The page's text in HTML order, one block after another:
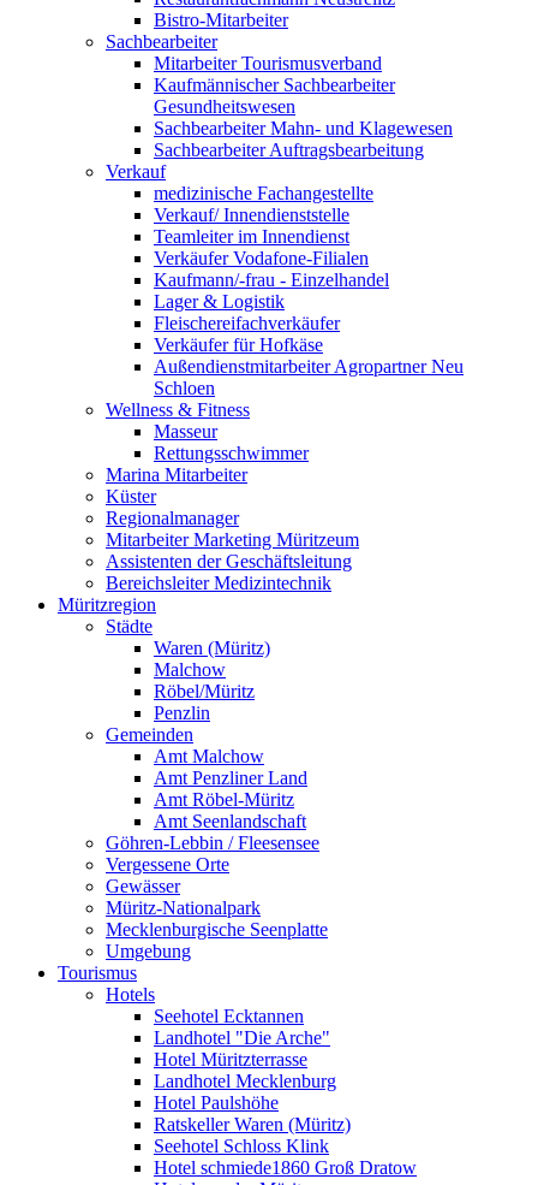
Bistro-Mitarbeiter
Sachbearbeiter
Mitarbeiter Tourismusverband
Kaufmännischer Sachbearbeiter
Gesundheitswesen
Sachbearbeiter Mahn- und Klagewesen
Sachbearbeiter Auftragsbearbeitung
Verkauf
medizinische Fachangestellte
Verkauf/ Innendienststelle
Teamleiter im Innendienst
Verkäufer Vodafone-Filialen
Kaufmann/-frau - Einzelhandel
Lager & Logistik
Fleischereifachverkäufer
Verkäufer für Hofkäse
Außendienstmitarbeiter Agropartner Neu
Schloen
Wellness & Fitness
Masseur
Rettungsschwimmer
Marina Mitarbeiter
Küster
Regionalmanager
Mitarbeiter Marketing Müritzeum
Assistenten der Geschäftsleitung
Bereichsleiter Medizintechnik
Müritzregion
Städte
Waren (Müritz)
Malchow
Röbel/Müritz
Penzlin
Gemeinden
Amt Malchow
Amt Penzliner Land
Amt Röbel-Müritz
Amt Seenlandschaft
Göhren-Lebbin / Fleesensee
Vergessene Orte
Gewässer
Müritz-Nationalpark
Mecklenburgische Seenplatte
Umgebung
Tourismus
Hotels
Seehotel Ecktannen
Landhotel "Die Arche"
Hotel Müritzterrasse
Landhotel Mecklenburg
Hotel Paulshöhe
Ratskeller Waren (Müritz)
Seehotel Schloss Klink
Hotel schmiede1860 Groß Dratow